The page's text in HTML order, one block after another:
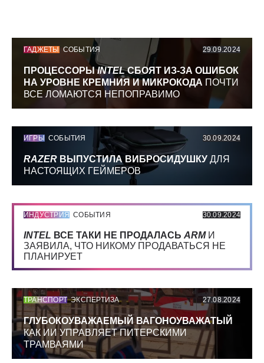
ГАДЖЕТЫ СОБЫТИЯ 29.09.2024
ПРОЦЕССОРЫINTELСБОЯТ ИЗ-ЗА ОШИБОК
НА УРОВНЕ КРЕМНИЯ И МИКРОКОДА ПОЧТИ
ВСЕ ЛОМАЮТСЯ НЕПОПРАВИМО
ИГРЫ СОБЫТИЯ 30.09.2024
RAZER ВЫПУСТИЛА ВИБРОСИДУШКУ ДЛЯ
НАСТОЯЩИХ ГЕЙМЕРОВ
ИНДУСТРИЯ СОБЫТИЯ 30.09.2024
INTEL ВСЕ ТАКИ НЕ ПРОДАЛАСЬ ARMИ
ЗАЯВИЛА, ЧТО НИКОМУ ПРОДАВАТЬСЯ НЕ
ПЛАНИРУЕТ
ТРАНСПОРТ ЭКСПЕРТИЗА 27.08.2024
ГЛУБОКОУВАЖАЕМЫЙ ВАГОНОУВАЖАТЫЙ
КАК ИИ УПРАВЛЯЕТ ПИТЕРСКИМИ
ТРАМВАЯМИ